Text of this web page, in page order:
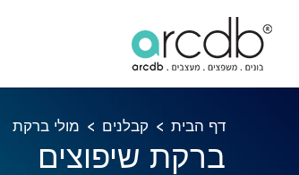
דף הבית קבלנים מולי ברקת
ברקת שיפוצים